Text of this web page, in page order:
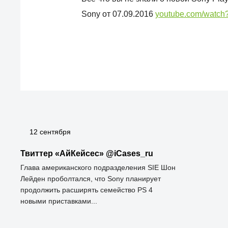
Sony от 07.09.2016 youtube.com/
12 сентября
Твиттер «АйКейсес» ‏@iCases_ru
Глава американского подразделения SIE Шон
Лейден проболтался, что Sony планирует
продолжить расширять семейство PS 4
новыми приставками...